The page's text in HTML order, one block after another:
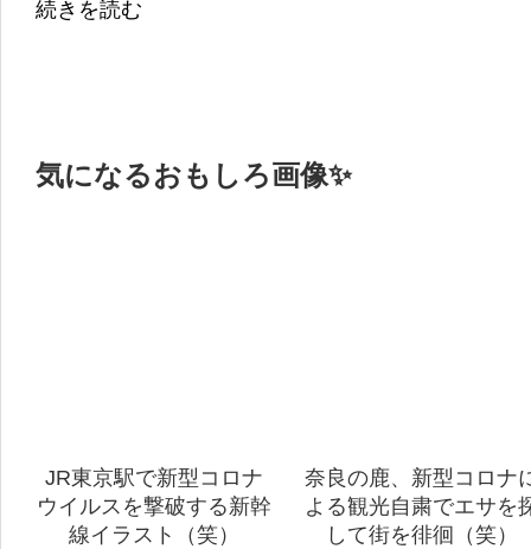
続きを読む
気になるおもしろ画像✨
JR東京駅で新型コロナ
ウイルスを撃破する新幹
線イラスト（笑）
奈良の鹿、新型コロナ
よる観光自粛でエサを
して街を徘徊（笑）